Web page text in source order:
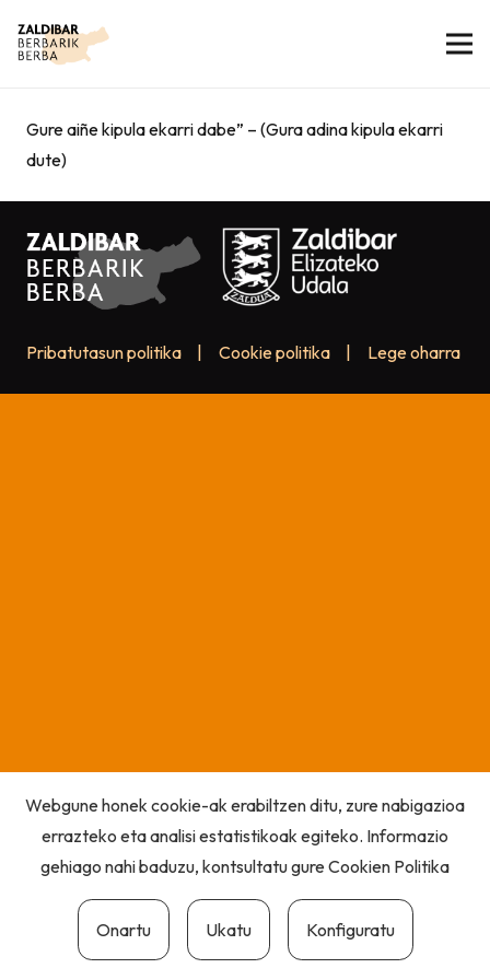
Gure aiñe kipula ekarri dabe” – (Gura adina kipula ekarri
dute)
Pribatutasun politika Cookie politika Lege oharra
Webgune honek cookie-ak erabiltzen ditu, zure nabigazioa
errazteko eta analisi estatistikoak egiteko. Informazio
gehiago nahi baduzu, kontsultatu gureCookien Politika
Onartu Ukatu Konfiguratu